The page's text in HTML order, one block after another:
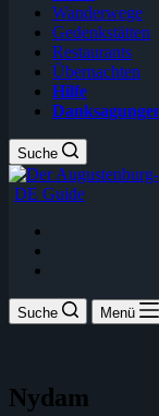
Wanderwege
Gedenkstätten
Restaurants
Übernachten
Hilfe
Suche
DE Guide
Suche Menü
Nydam